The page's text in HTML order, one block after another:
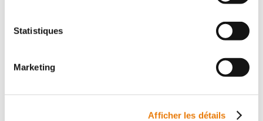
Statistiques
Marketing
Afficher les détails